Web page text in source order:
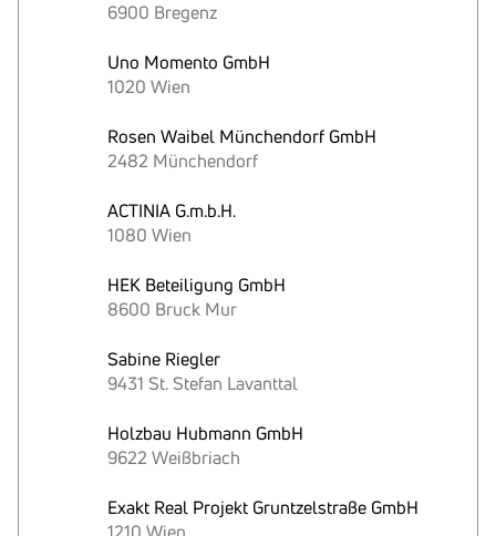
6900 Bregenz
Uno Momento GmbH
1020 Wien
Rosen Waibel Münchendorf GmbH
2482 Münchendorf
ACTINIA G.m.b.H.
1080 Wien
HEK Beteiligung GmbH
8600 Bruck Mur
Sabine Riegler
9431 St. Stefan Lavanttal
Holzbau Hubmann GmbH
9622 Weißbriach
Exakt Real Projekt Gruntzelstraße GmbH
1210 Wien